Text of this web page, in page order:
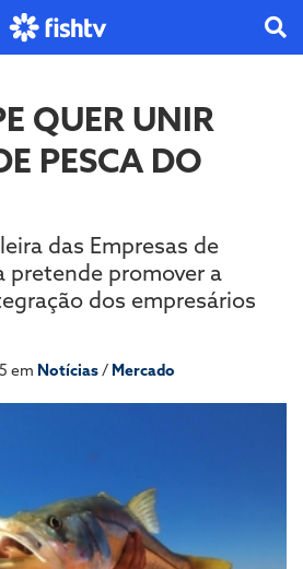
QUER UNIR
PESCA DO
das Empresas de
pretende promover a
dos empresários
em Notícias/ Mercado